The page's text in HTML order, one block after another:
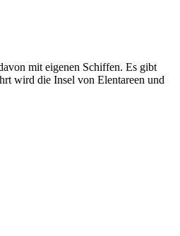
mit eigenen Schiffen. Es gibt
wird die Insel von Elentareen und